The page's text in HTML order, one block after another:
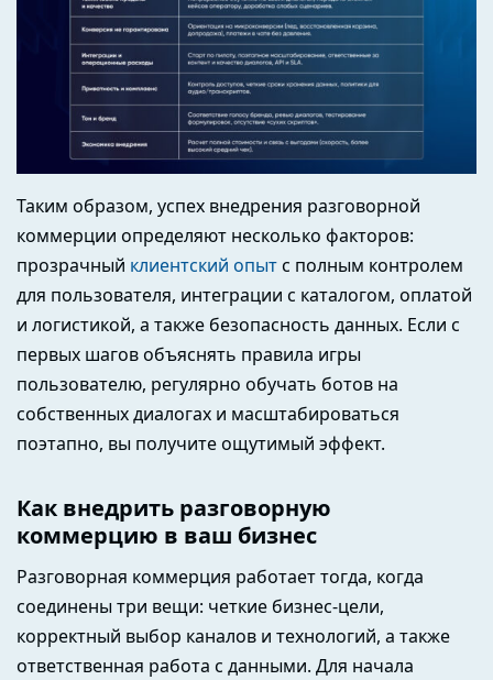
Таким образом, успех внедрения разговорной
коммерции определяют несколько факторов:
прозрачный клиентский опытс полным контролем
для пользователя, интеграции с каталогом, оплатой
и логистикой, а также безопасность данных. Если с
первых шагов объяснять правила игры
пользователю, регулярно обучать ботов на
собственных диалогах и масштабироваться
поэтапно, вы получите ощутимый эффект.
Как внедрить разговорную
коммерцию в ваш бизнес
Разговорная коммерция работает тогда, когда
соединены три вещи: четкие бизнес-цели,
корректный выбор каналов и технологий, а также
ответственная работа с данными. Для начала